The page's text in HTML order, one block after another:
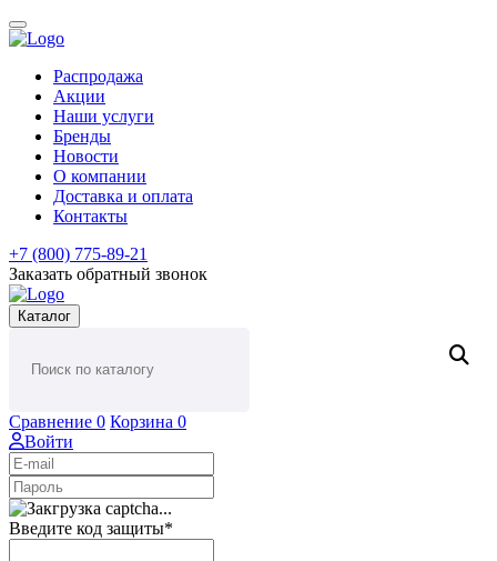
Распродажа
Акции
Наши услуги
Бренды
Новости
О компании
Доставка и оплата
Контакты
+7 (800) 775-89-21
Заказать обратный звонок
Каталог
Сравнение 0 Корзина 0
Войти
Введите код защиты*